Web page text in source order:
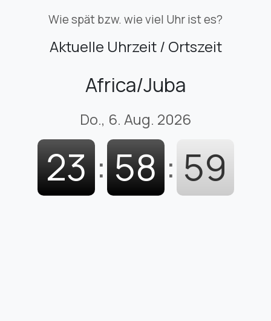
Wie spät bzw. wie viel Uhr ist es?
Aktuelle Uhrzeit / Ortszeit
Africa/Juba
Do., 6. Aug. 2026
23 : 59 : 00